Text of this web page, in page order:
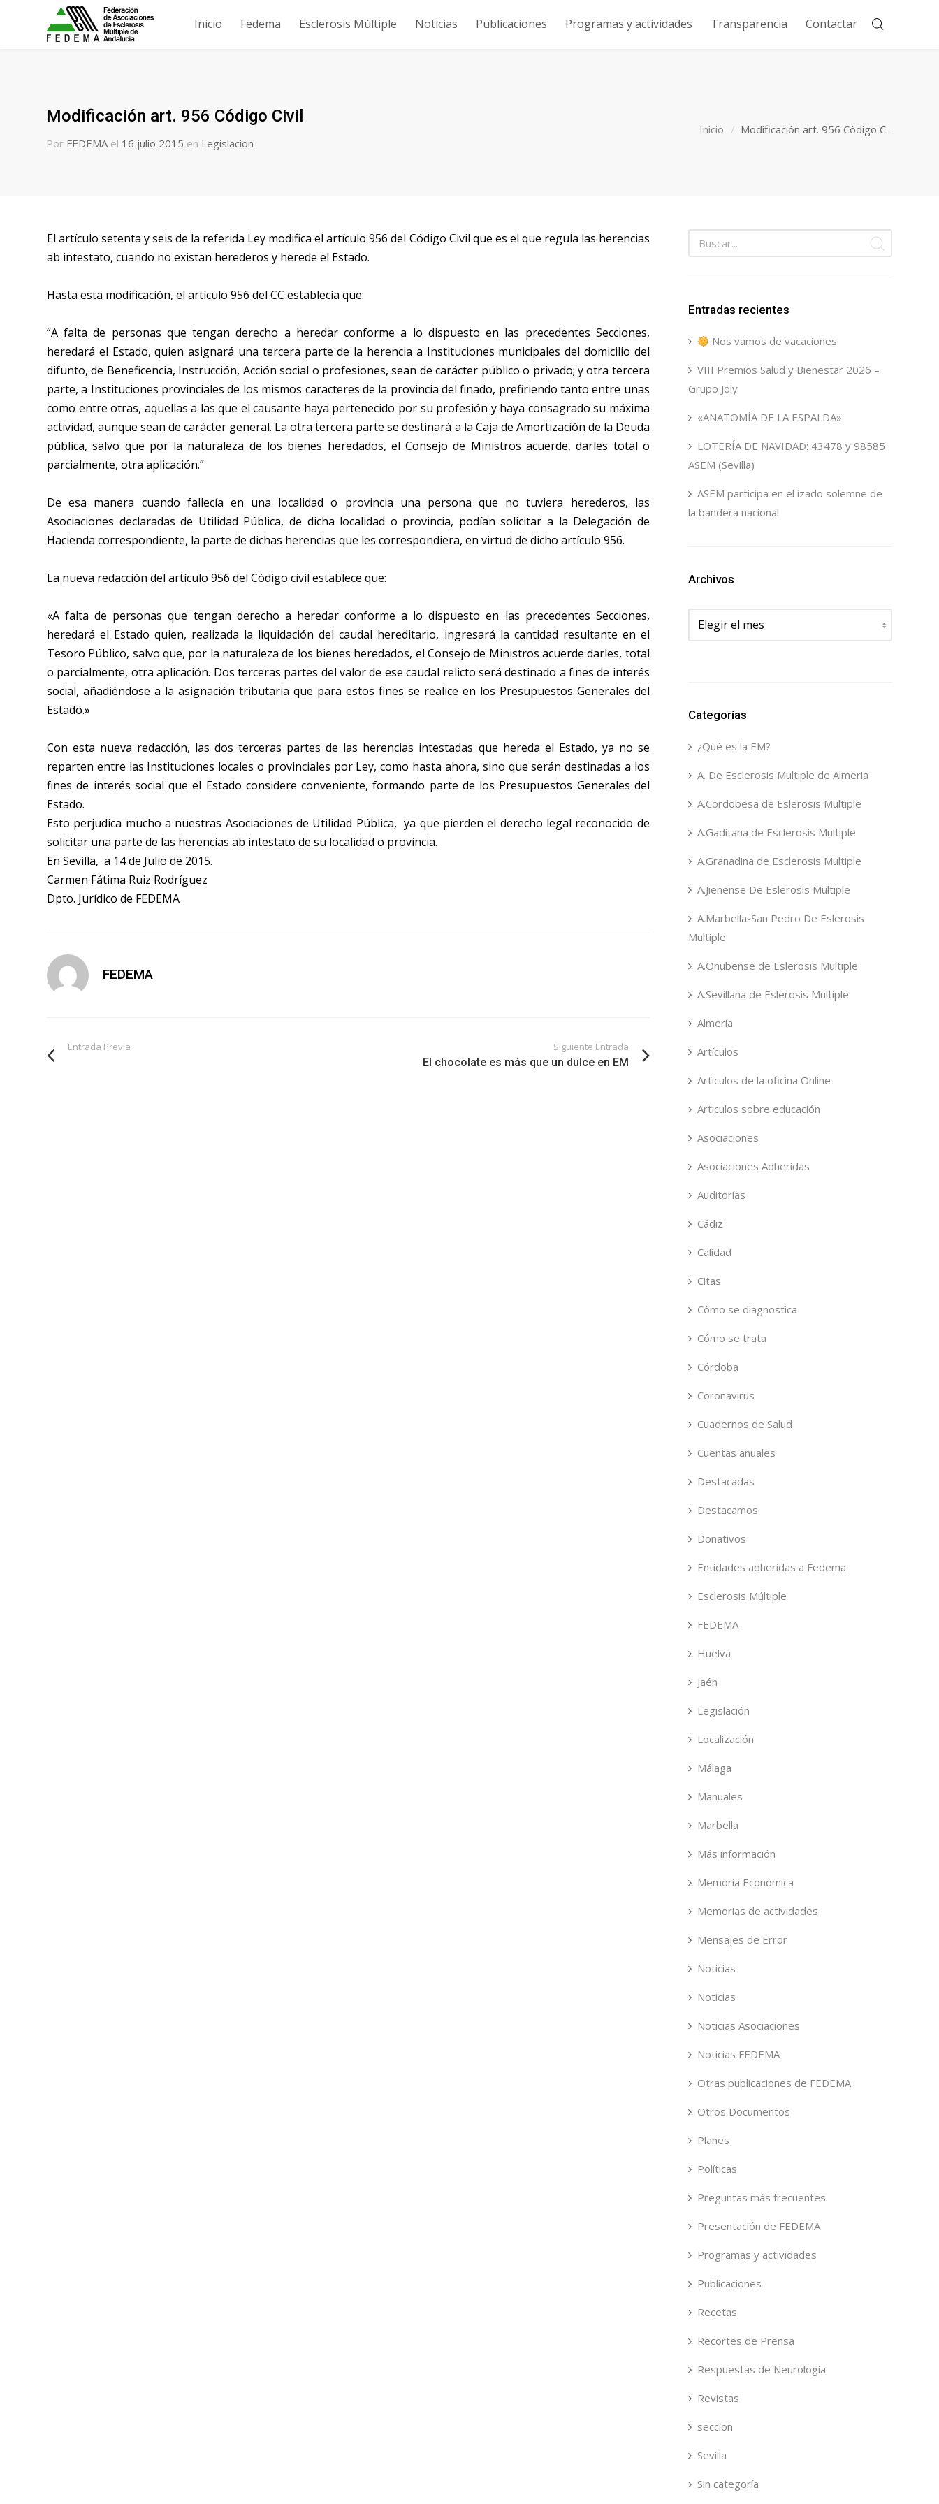
Inicio Fedema Esclerosis Múltiple Noticias Publicaciones Programas y actividades Transparencia Contactar
Modificación art. 956 Código Civil
Por FEDEMA el 16 julio 2015 en Legislación
Inicio Modificación art. 956 Código C...
El artículo setenta y seis de la referida Ley modifica el artículo 956 del Código Civil que es el que regula las herencias
ab intestato, cuando no existan herederos y herede el Estado.
Hasta esta modificación, el artículo 956 del CC establecía que:
“A falta de personas que tengan derecho a heredar conforme a lo dispuesto en las precedentes Secciones,
heredará el Estado, quien asignará una tercera parte de la herencia a Instituciones municipales del domicilio del
difunto, de Beneficencia, Instrucción, Acción social o profesiones, sean de carácter público o privado; y otra tercera
parte, a Instituciones provinciales de los mismos caracteres de la provincia del finado, prefiriendo tanto entre unas
como entre otras, aquellas a las que el causante haya pertenecido por su profesión y haya consagrado su máxima
actividad, aunque sean de carácter general. La otra tercera parte se destinará a la Caja de Amortización de la Deuda
pública, salvo que por la naturaleza de los bienes heredados, el Consejo de Ministros acuerde, darles total o
parcialmente, otra aplicación.”
De esa manera cuando fallecía en una localidad o provincia una persona que no tuviera herederos, las
Asociaciones declaradas de Utilidad Pública, de dicha localidad o provincia, podían solicitar a la Delegación de
Hacienda correspondiente, la parte de dichas herencias que les correspondiera, en virtud de dicho artículo 956.
La nueva redacción del artículo 956 del Código civil establece que:
«A falta de personas que tengan derecho a heredar conforme a lo dispuesto en las precedentes Secciones,
heredará el Estado quien, realizada la liquidación del caudal hereditario, ingresará la cantidad resultante en el
Tesoro Público, salvo que, por la naturaleza de los bienes heredados, el Consejo de Ministros acuerde darles, total
o parcialmente, otra aplicación. Dos terceras partes del valor de ese caudal relicto será destinado a fines de interés
social, añadiéndose a la asignación tributaria que para estos fines se realice en los Presupuestos Generales del
Estado.»
Con esta nueva redacción, las dos terceras partes de las herencias intestadas que hereda el Estado, ya no se
reparten entre las Instituciones locales o provinciales por Ley, como hasta ahora, sino que serán destinadas a los
fines de interés social que el Estado considere conveniente, formando parte de los Presupuestos Generales del
Estado.
Esto perjudica mucho a nuestras Asociaciones de Utilidad Pública, ya que pierden el derecho legal reconocido de
solicitar una parte de las herencias ab intestato de su localidad o provincia.
En Sevilla, a 14 de Julio de 2015.
Carmen Fátima Ruiz Rodríguez
Dpto. Jurídico de FEDEMA
FEDEMA
Entrada Previa Siguiente Entrada
El chocolate es más que un dulce en EM
Entradas recientes
Nos vamos de vacaciones
VIII Premios Salud y Bienestar 2026 –
Grupo Joly
«ANATOMÍA DE LA ESPALDA»
LOTERÍA DE NAVIDAD: 43478 y 98585
ASEM (Sevilla)
ASEM participa en el izado solemne de
la bandera nacional
Archivos
Archivos
Categorías
¿Qué es la EM?
A. De Esclerosis Multiple de Almeria
A.Cordobesa de Eslerosis Multiple
A.Gaditana de Esclerosis Multiple
A.Granadina de Esclerosis Multiple
A.Jienense De Eslerosis Multiple
A.Marbella-San Pedro De Eslerosis
Multiple
A.Onubense de Eslerosis Multiple
A.Sevillana de Eslerosis Multiple
Almería
Artículos
Articulos de la oficina Online
Articulos sobre educación
Asociaciones
Asociaciones Adheridas
Auditorías
Cádiz
Calidad
Citas
Cómo se diagnostica
Cómo se trata
Córdoba
Coronavirus
Cuadernos de Salud
Cuentas anuales
Destacadas
Destacamos
Donativos
Entidades adheridas a Fedema
Esclerosis Múltiple
FEDEMA
Huelva
Jaén
Legislación
Localización
Málaga
Manuales
Marbella
Más información
Memoria Económica
Memorias de actividades
Mensajes de Error
Noticias
Noticias
Noticias Asociaciones
Noticias FEDEMA
Otras publicaciones de FEDEMA
Otros Documentos
Planes
Políticas
Preguntas más frecuentes
Presentación de FEDEMA
Programas y actividades
Publicaciones
Recetas
Recortes de Prensa
Respuestas de Neurologia
Revistas
seccion
Sevilla
Sin categoría